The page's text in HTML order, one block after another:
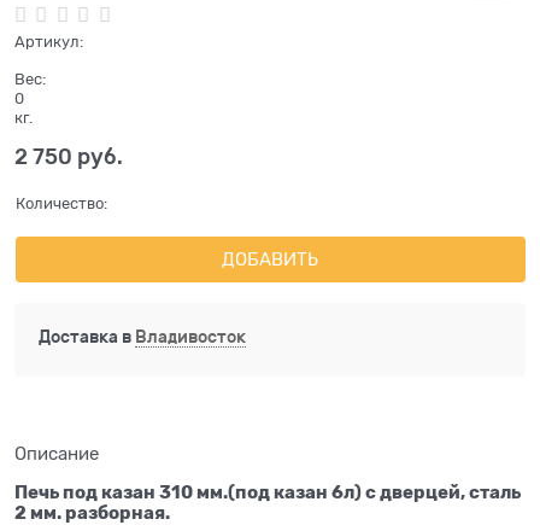
Артикул:
Вес:
0
кг.
2 750 руб.
Количество:
ДОБАВИТЬ
Доставка в Владивосток
Описание
Печь под казан 310 мм.(под казан 6л) с дверцей, сталь
2 мм. разборная.